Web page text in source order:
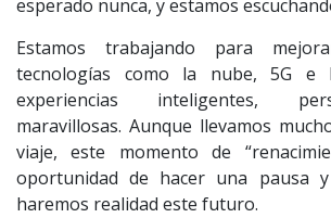
esperado nunca, y estamos
Estamos trabajando para
tecnologías como la nube, 5G e
experiencias inteligentes,
maravillosas. Aunque llevamos
viaje, este momento de
oportunidad de hacer una pausa
haremos realidad este futuro.